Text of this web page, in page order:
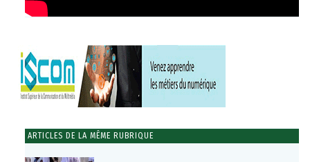
ARTICLES DE LA MÊME RUBRIQUE